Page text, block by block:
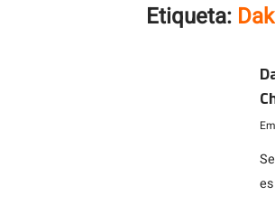
Etiqueta: